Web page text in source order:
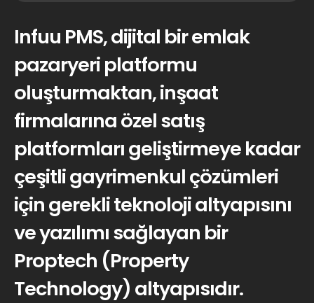
Infuu PMS, dijital bir emlak
pazaryeri platformu
oluşturmaktan, inşaat
firmalarına özel satış
platformları geliştirmeye kadar
çeşitli gayrimenkul çözümleri
için gerekli teknoloji altyapısını
ve yazılımı sağlayan bir
Proptech (Property
Technology) altyapısıdır.